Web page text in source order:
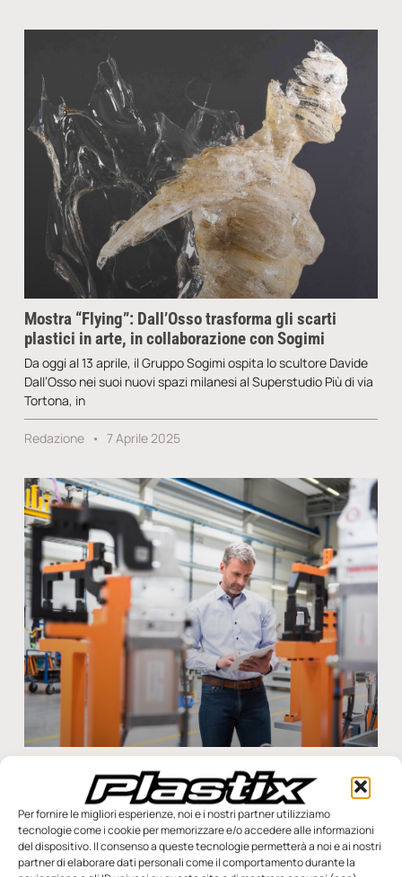
Per fornire le migliori esperienze, noi e i nostri partner utilizziamo
tecnologie come i cookie per memorizzare e/o accedere alle informazioni
del dispositivo. Il consenso a queste tecnologie permetterà a noi e ai nostri
partner di elaborare dati personali come il comportamento durante la
Mostra “Flying”: Dall’Osso trasforma gli scarti
plastici in arte, in collaborazione con Sogimi
Da oggi al 13 aprile, il Gruppo Sogimi ospita lo scultore Davide
Dall’Osso nei suoi nuovi spazi milanesi al Superstudio Più di via
Tortona, in
Redazione 7 Aprile 2025
Il 67% delle aziende industriali usa già l’IA per la
fabbricazione di prodotti
L’intelligenza artificiale è diventata un potente strumento di
trasformazione del settore industriale. In un contesto in cui
l’obiettivo è quello di aumentare la produttività e